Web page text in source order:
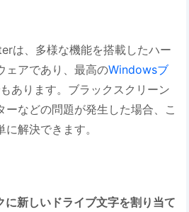
は、多様な機能を搭載したハー
ェアであり、最高のWindowsブ
あります。ブラックスクリーン
ーなどの問題が発生した場合、こ
解決できます。
新しいドライブ文字を割り当て